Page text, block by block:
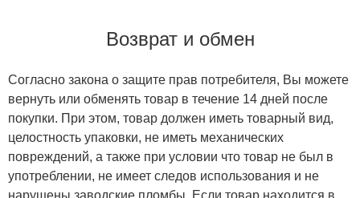
Возврат и обмен
Согласно закона о защите прав потребителя, Вы можете
вернуть или обменять товар в течение 14 дней после
покупки. При этом, товар должен иметь товарный вид,
целостность упаковки, не иметь механических
повреждений, а также при условии что товар не был в
употреблении, не имеет следов использования и не